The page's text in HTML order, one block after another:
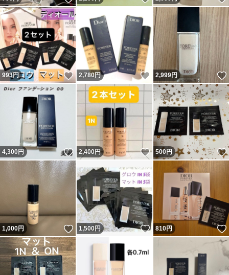
993円 いいね！
2,780円 いいね！
2,999円
4,300円 いいね！
2,400円 いいね！
500円
1,000円 いいね！
1,500円 いいね！
810円